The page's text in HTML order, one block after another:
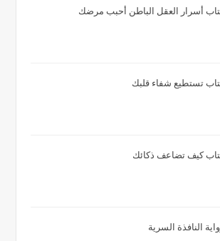
أسرار العقل الباطن أحبب مرضك
تستطيع شفاء قلبك
كيف تضاعف ذكائك
النافذة السرية